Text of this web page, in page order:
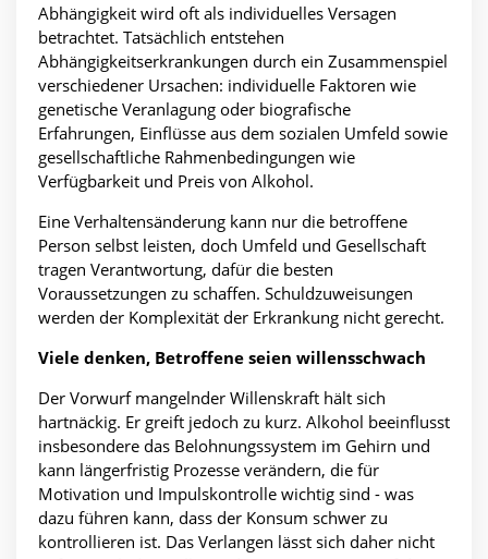
Abhängigkeit wird oft als individuelles Versagen
betrachtet. Tatsächlich entstehen
Abhängigkeitserkrankungen durch ein Zusammenspiel
verschiedener Ursachen: individuelle Faktoren wie
genetische Veranlagung oder biografische
Erfahrungen, Einflüsse aus dem sozialen Umfeld sowie
gesellschaftliche Rahmenbedingungen wie
Verfügbarkeit und Preis von Alkohol.
Eine Verhaltensänderung kann nur die betroffene
Person selbst leisten, doch Umfeld und Gesellschaft
tragen Verantwortung, dafür die besten
Voraussetzungen zu schaffen. Schuldzuweisungen
werden der Komplexität der Erkrankung nicht gerecht.
Viele denken, Betroffene seien willensschwach
Der Vorwurf mangelnder Willenskraft hält sich
hartnäckig. Er greift jedoch zu kurz. Alkohol beeinflusst
insbesondere das Belohnungssystem im Gehirn und
kann längerfristig Prozesse verändern, die für
Motivation und Impulskontrolle wichtig sind - was
dazu führen kann, dass der Konsum schwer zu
kontrollieren ist. Das Verlangen lässt sich daher nicht